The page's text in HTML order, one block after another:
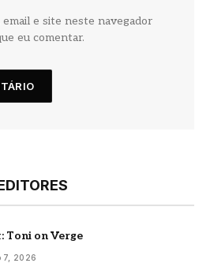
email e site neste navegador
eu comentar.
Toni on Verge
7, 2026